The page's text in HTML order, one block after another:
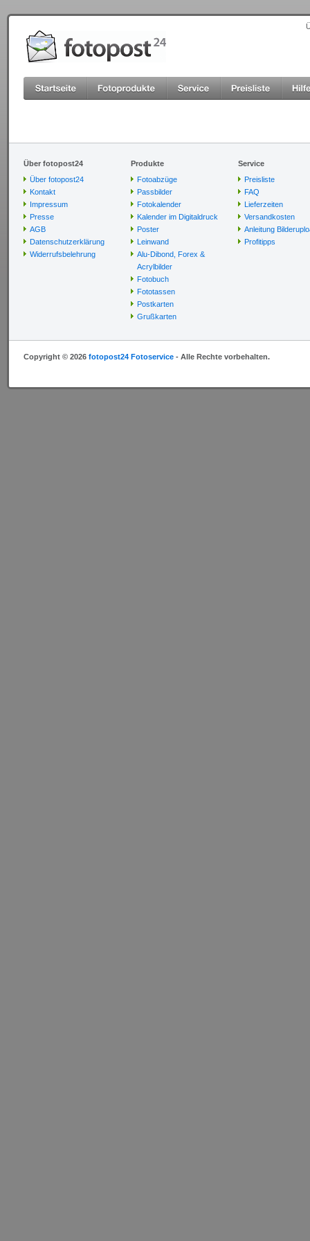
Über fotopost24
Über fotopost24
Kontakt
Impressum
Presse
AGB
Datenschutzerklärung
Widerrufsbelehrung
Produkte
Fotoabzüge
Passbilder
Fotokalender
Kalender im Digitaldruck
Poster
Leinwand
Alu-Dibond, Forex &
Acrylbilder
Fotobuch
Fototassen
Postkarten
Grußkarten
Service
Preisliste
FAQ
Lieferzeiten
Versandkosten
Anleitung
Profitipps
Copyright © 2026 fotopost24 Fotoservice - Alle Rechte vorbehalten.